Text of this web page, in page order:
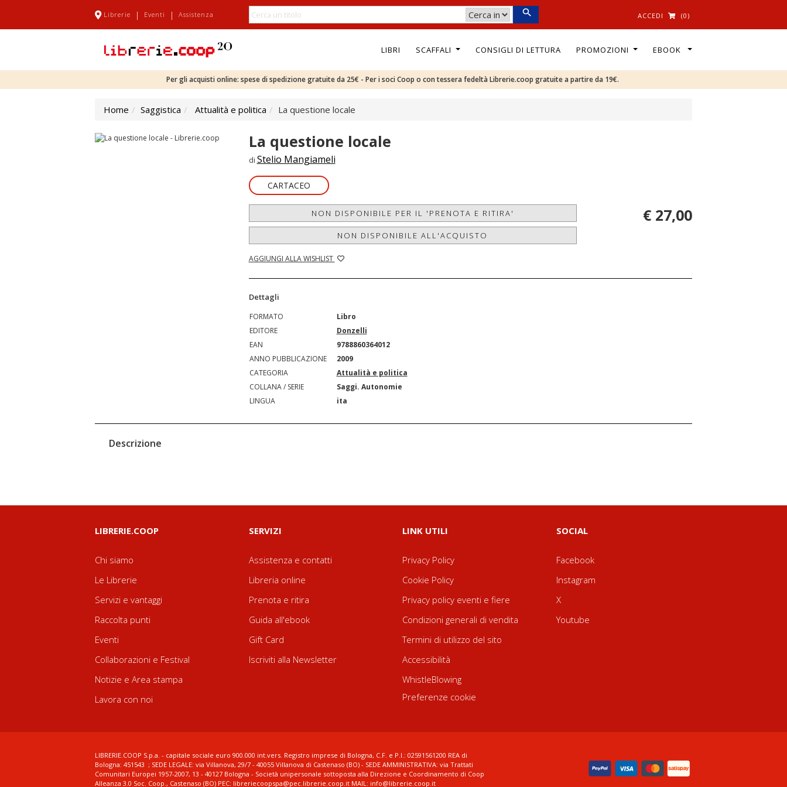
Librerie | Eventi | Assistenza ACCEDI (0)
LIBRI SCAFFALI CONSIGLI DI LETTURA PROMOZIONI EBOOK
Per gli acquisti online: spese di spedizione gratuite da 25€ - Per i soci Coop o con tessera fedeltà Librerie.coop gratuite a partire da 19€.
Home Saggistica Attualità e politica La questione locale
La questione locale
di Stelio Mangiameli
CARTACEO
NON DISPONIBILE PER IL 'PRENOTA E RITIRA'
NON DISPONIBILE ALL'ACQUISTO
AGGIUNGI ALLA WISHLIST
€ 27,00
Dettagli
FORMATO
Libro
EDITORE
Donzelli
EAN
9788860364012
ANNO PUBBLICAZIONE
2009
CATEGORIA
Attualità e politica
COLLANA / SERIE
Saggi. Autonomie
LINGUA
ita
Descrizione
LIBRERIE.COOP
Chi siamo
Le Librerie
Servizi e vantaggi
Raccolta punti
Eventi
Collaborazioni e Festival
Notizie e Area stampa
Lavora con noi
SERVIZI
Assistenza e contatti
Libreria online
Prenota e ritira
Guida all'ebook
Gift Card
Iscriviti alla Newsletter
LINK UTILI
Privacy Policy
Cookie Policy
Privacy policy eventi e fiere
Condizioni generali di vendita
Termini di utilizzo del sito
Accessibilità
WhistleBlowing
Preferenze cookie
SOCIAL
Facebook
Instagram
X
Youtube
LIBRERIE.COOP S.p.a. - capitale sociale euro 900.000 int.vers. Registro imprese di Bologna, C.F. e P.I.: 02591561200 REA di
Bologna: 451543 ; SEDE LEGALE: via Villanova, 29/7 - 40055 Villanova di Castenaso (BO) - SEDE AMMINISTRATIVA: via Trattati
Comunitari Europei 1957-2007, 13 - 40127 Bologna - Società unipersonale sottoposta alla Direzione e Coordinamento di Coop
Alleanza 3.0 Soc. Coop., Castenaso (BO) PEC: libreriecoopspa@pec.librerie.coop.it MAIL: info@librerie.coop.it